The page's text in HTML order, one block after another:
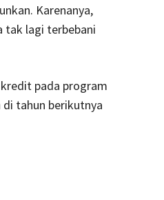
Karenanya,
tak lagi terbebani
pada program
di tahun berikutnya